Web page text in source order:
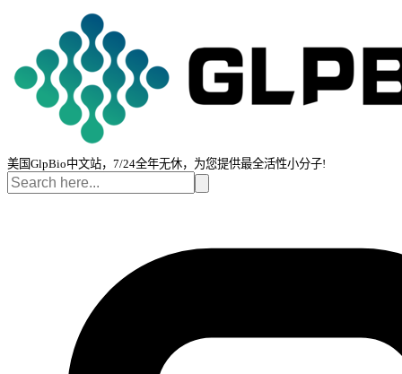
美国GlpBio中文站，7/24全年无休，为您提供最全活性小分子!